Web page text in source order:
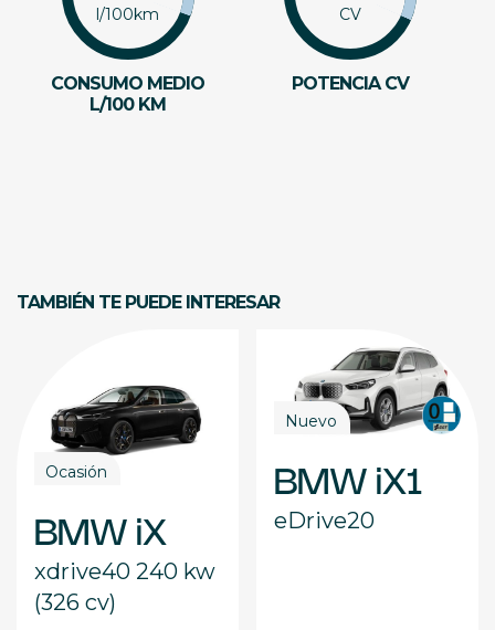
l/100km
CONSUMO MEDIO
L/100 KM
CV
POTENCIA CV
TAMBIÉN TE PUEDE INTERESAR
Ocasión
BMW iX
xdrive40 240 kw
(326 cv)
Nuevo
BMW iX1
eDrive20